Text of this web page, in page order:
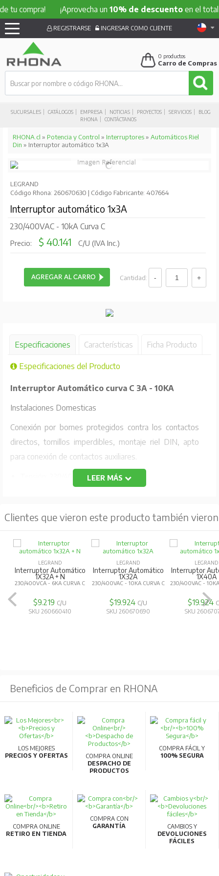
¡Aprovecha un10% de descuentoen el total de tu
SUCURSALES CATÁLOGOS EMPRESA NOTICIAS PROYECTOS SERVICIOS
BLOG
RHONA
CONTÁCTANOS
REGISTRARSE INGRESAR COMO CLIENTE
0 productos
Carro de Compras
RHONA.cl » Potencia y Control » Interruptores» Automáticos Riel
Din » Interruptor automático 1x3A
LEGRAND
Código Rhona: 260670630 | Código Fabricante: 407664
Interruptor automático 1x3A
230/400VAC - 10kA Curva C
Precio: $ 40.141 C/U (IVA Inc.)
Cantidad:
Especificaciones Características Ficha Producto
Especificaciones del Producto
Interruptor Automático curva C 3A - 10KA
Instalaciones Domesticas
Conexión por bornes protegidos contra los contactos
directos, tornillos imperdibles, montaje riel DIN, apto
para conexión de contactos auxiliares.
Código Fabricante: 403580(033 90)
LEER MÁS
Clientes que vieron este producto también vieron
LEGRAND
Interruptor Automático
1X32A + N
230/400VCA - 6KA CURVA C
$9.219 C/U
SKU 260660410
LEGRAND
Interruptor Automático
1X32A
230/400VAC - 10KA CURVA C
$19.924 C/U
SKU 260670690
LEGRAND
Interruptor
1X40A
230/400VAC -
$19.924
SKU
Beneficios de Comprar en RHONA
LOS MEJORES
PRECIOS Y OFERTAS
COMPRA ONLINE
DESPACHO DE
PRODUCTOS
COMPRA FÁCIL Y
100% SEGURA
COMPRA ONLINE
RETIRO EN TIENDA
COMPRA CON
GARANTÍA
CAMBIOS Y
DEVOLUCIONES
FÁCILES